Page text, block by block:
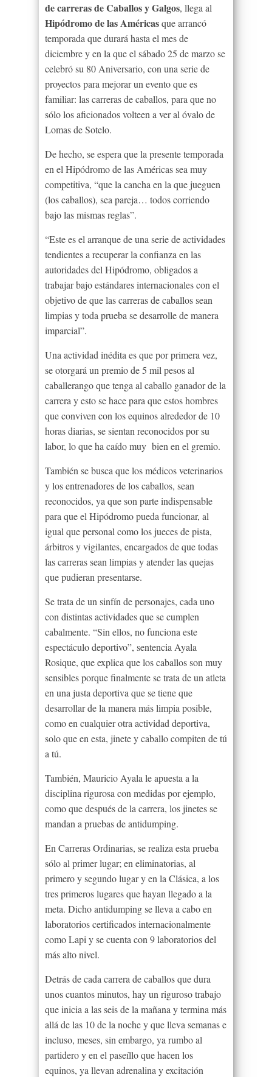
de carreras de Caballos y Galgos, llega al
Hipódromo de las Américasque arrancó
temporada que durará hasta el mes de
diciembre y en la que el sábado 25 de marzo se
celebró su 80 Aniversario, con una serie de
proyectos para mejorar un evento que es
familiar: las carreras de caballos, para que no
sólo los aficionados volteen a ver al óvalo de
Lomas de Sotelo.
De hecho, se espera que la presente temporada
en el Hipódromo de las Américas sea muy
competitiva, “que la cancha en la que jueguen
(los caballos), sea pareja… todos corriendo
bajo las mismas reglas”.
“Este es el arranque de una serie de actividades
tendientes a recuperar la confianza en las
autoridades del Hipódromo, obligados a
trabajar bajo estándares internacionales con el
objetivo de que las carreras de caballos sean
limpias y toda prueba se desarrolle de manera
imparcial”.
Una actividad inédita es que por primera vez,
se otorgará un premio de 5 mil pesos al
caballerango que tenga al caballo ganador de la
carrera y esto se hace para que estos hombres
que conviven con los equinos alrededor de 10
horas diarias, se sientan reconocidos por su
labor, lo que ha caído muy bien en el gremio.
También se busca que los médicos veterinarios
y los entrenadores de los caballos, sean
reconocidos, ya que son parte indispensable
para que el Hipódromo pueda funcionar, al
igual que personal como los jueces de pista,
árbitros y vigilantes, encargados de que todas
las carreras sean limpias y atender las quejas
que pudieran presentarse.
Se trata de un sinfín de personajes, cada uno
con distintas actividades que se cumplen
cabalmente. “Sin ellos, no funciona este
espectáculo deportivo”, sentencia Ayala
Rosique, que explica que los caballos son muy
sensibles porque finalmente se trata de un atleta
en una justa deportiva que se tiene que
desarrollar de la manera más limpia posible,
como en cualquier otra actividad deportiva,
solo que en esta, jinete y caballo compiten de tú
a tú.
También, Mauricio Ayala le apuesta a la
disciplina rigurosa con medidas por ejemplo,
como que después de la carrera, los jinetes se
mandan a pruebas de antidumping.
En Carreras Ordinarias, se realiza esta prueba
sólo al primer lugar; en eliminatorias, al
primero y segundo lugar y en la Clásica, a los
tres primeros lugares que hayan llegado a la
meta. Dicho antidumping se lleva a cabo en
laboratorios certificados internacionalmente
como Lapi y se cuenta con 9 laboratorios del
más alto nivel.
Detrás de cada carrera de caballos que dura
unos cuantos minutos, hay un riguroso trabajo
que inicia a las seis de la mañana y termina más
allá de las 10 de la noche y que lleva semanas e
incluso, meses, sin embargo, ya rumbo al
partidero y en el paseíllo que hacen los
equinos, ya llevan adrenalina y excitación